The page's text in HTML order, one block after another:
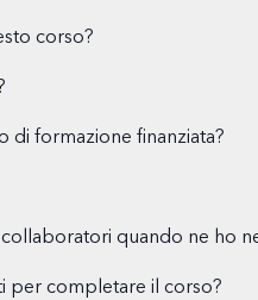
corso?
di formazione finanziata?
quando ne ho
per completare il corso?